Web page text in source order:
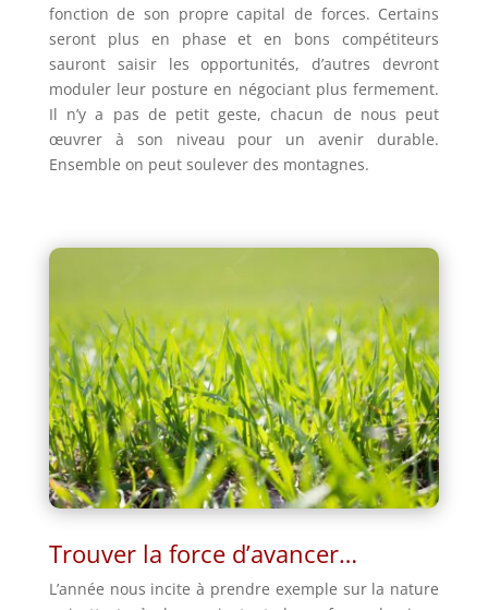
fonction de son propre capital de forces. Certains
seront plus en phase et en bons compétiteurs
sauront saisir les opportunités, d’autres devront
moduler leur posture en négociant plus fermement.
Il n’y a pas de petit geste, chacun de nous peut
œuvrer à son niveau pour un avenir durable.
Ensemble on peut soulever des montagnes.
Trouver la force d’avancer…
L’année nous incite à prendre exemple sur la nature